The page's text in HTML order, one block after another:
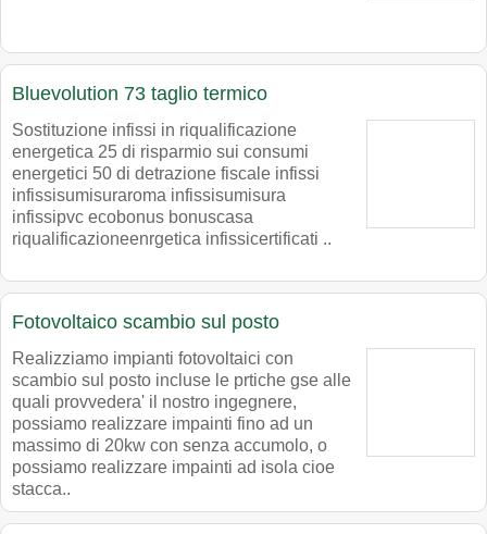
Bluevolution 73 taglio termico
Sostituzione infissi in riqualificazione
energetica 25 di risparmio sui consumi
energetici 50 di detrazione fiscale infissi
infissisumisuraroma infissisumisura
infissipvc ecobonus bonuscasa
riqualificazioneenrgetica infissicertificati ..
Fotovoltaico scambio sul posto
Realizziamo impianti fotovoltaici con
scambio sul posto incluse le prtiche gse alle
quali provvedera' il nostro ingegnere,
possiamo realizzare impainti fino ad un
massimo di 20kw con senza accumolo, o
possiamo realizzare impainti ad isola cioe
stacca..